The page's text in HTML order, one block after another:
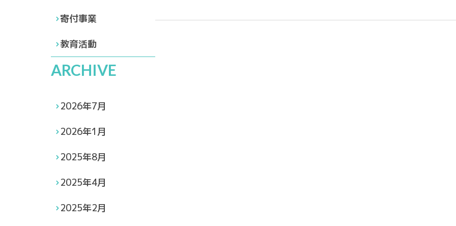
寄付事業
教育活動
ARCHIVE
2026年7月
2026年1月
2025年8月
2025年4月
2025年2月